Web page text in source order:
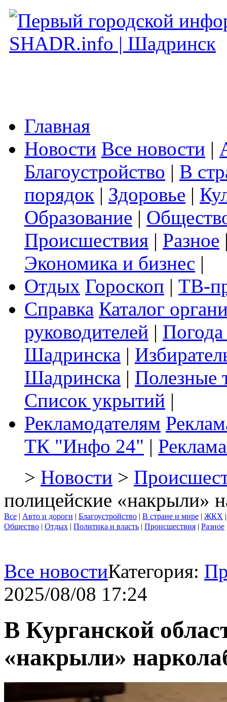
Главная
Новости Все новости |
Благоустройство | В
порядок | Здоровье |
Образование |
Происшествия | Разное
Экономика и бизнес |
Отдых Гороскоп | ТВ-
Справка Каталог
руководителей |
Шадринска |
Шадринска | Полезные
Список укрытий |
Рекламодателям
ТК "Инфо 24" |
> Новости >
полицейские «накрыли»
Все | Авто и дороги | Благоустройство | В стране и мире | ЖКХ
Общество | Отдых | Политика и власть | Происшествия | Разное
Все новостиКатегория:
2025/08/08 17:24
В Курганской
«накрыли»